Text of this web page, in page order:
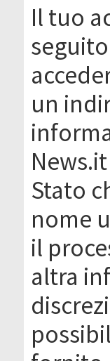
Il tuo
un
Stato
nome
il
altra